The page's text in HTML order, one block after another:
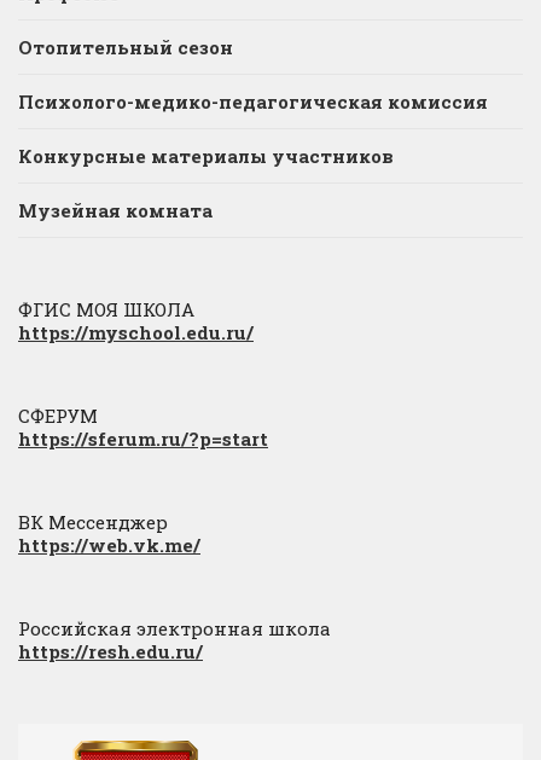
Отопительный сезон
Психолого-медико-педагогическая комиссия
Конкурсные материалы участников
Музейная комната
ФГИС МОЯ ШКОЛА
https://myschool.edu.ru/
СФЕРУМ
https://sferum.ru/?p=start
ВК Мессенджер
https://web.vk.me/
Российская электронная школа
https://resh.edu.ru/